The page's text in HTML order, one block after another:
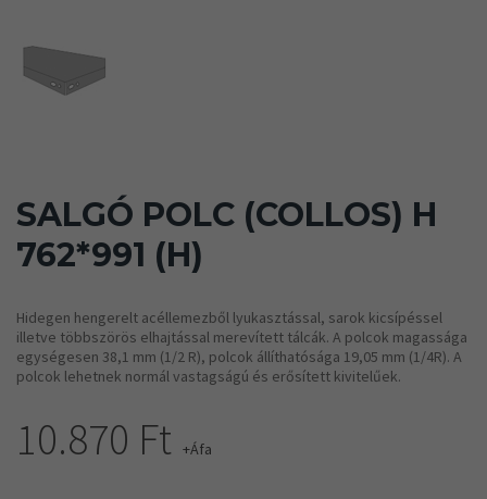
SALGÓ POLC (COLLOS) H
762*991 (H)
Hidegen hengerelt acéllemezből lyukasztással, sarok kicsípéssel
illetve többszörös elhajtással merevített tálcák. A polcok magassága
egységesen 38,1 mm (1/2 R), polcok állíthatósága 19,05 mm (1/4R). A
polcok lehetnek normál vastagságú és erősített kivitelűek.
10.870 Ft +Áfa